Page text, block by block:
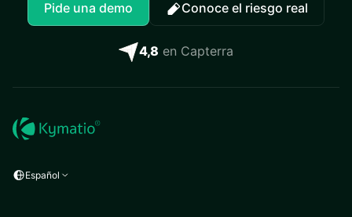
Pide una demo Conoce el riesgo real
4,8 en Capterra
Español